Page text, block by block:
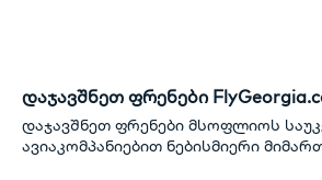
დაჯავშნეთ ფრენები
დაჯავშნეთ ფრენები მსოფლიოს
ავიაკომპანიებით ნებისმიერი